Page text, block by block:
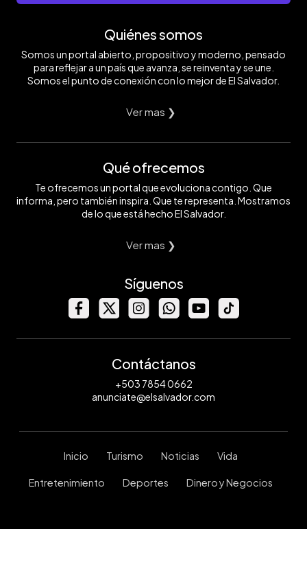
Quiénes somos
Somos un portal abierto, propositivo y moderno, pensado
para reflejar a un país que avanza, se reinventa y se une.
Somos el punto de conexión con lo mejor de El Salvador.
Ver mas ❯
Qué ofrecemos
Te ofrecemos un portal que evoluciona contigo. Que
informa, pero también inspira. Que te representa. Mostramos
de lo que está hecho El Salvador.
Ver mas ❯
Síguenos
Contáctanos
+503 7854 0662
anunciate@elsalvador.com
Inicio Turismo Noticias Vida
Entretenimiento Deportes Dinero y Negocios